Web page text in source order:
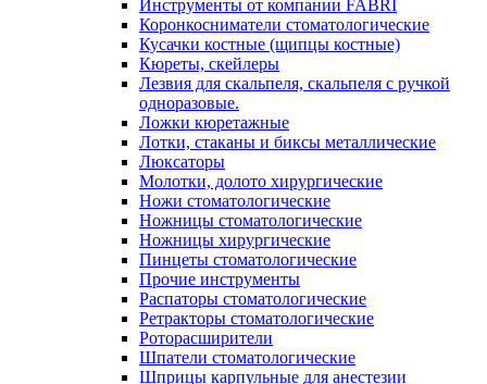
Инструменты от компании FABRI
Коронкосниматели стоматологические
Кусачки костные (щипцы костные)
Кюреты, скейлеры
Лезвия для скальпеля, скальпеля с ручкой
одноразовые.
Ложки кюретажные
Лотки, стаканы и биксы металлические
Люксаторы
Молотки, долото хирургические
Ножи стоматологические
Ножницы стоматологические
Ножницы хирургические
Пинцеты стоматологические
Прочие инструменты
Распаторы стоматологические
Ретракторы стоматологические
Роторасширители
Шпатели стоматологические
Шприцы карпульные для анестезии